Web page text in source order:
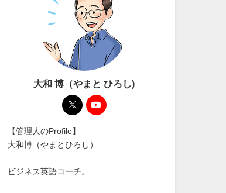
大和 博（やまと ひろし)
【管理人のProfile】
大和博（やまとひろし）
ビジネス英語コーチ。